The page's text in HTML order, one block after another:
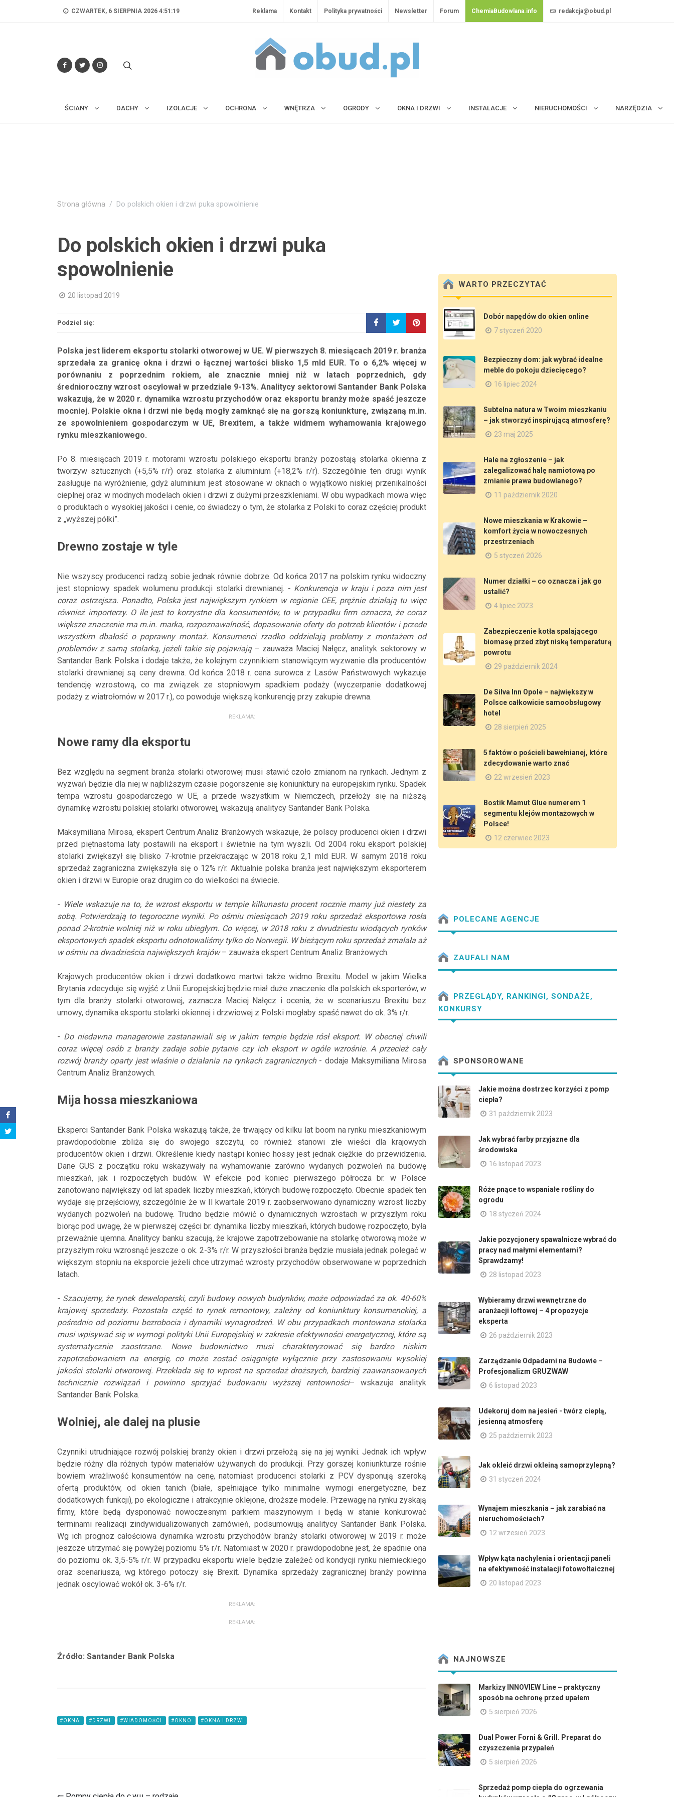
CZWARTEK, 6 SIERPNIA 2026 4:51:20 Reklama Kontakt Polityka prywatności Newsletter Forum ChemiaBudowlana.info redakcja@obud.pl
ŚCIANY DACHY IZOLACJE OCHRONA WNĘTRZA OGRODY OKNA I DRZWI INSTALACJE NIERUCHOMOŚCI NARZĘDZIA
Strona główna Do polskich okien i drzwi puka spowolnienie
Do polskich okien i drzwi puka
spowolnienie
20 listopad 2019
Podziel się:
Polska jest liderem eksportu stolarki otworowej w UE. W pierwszych 8. miesiącach 2019 r. branża
sprzedała za granicę okna i drzwi o łącznej wartości blisko 1,5 mld EUR. To o 6,2% więcej w
porównaniu z poprzednim rokiem, ale znacznie mniej niż w latach poprzednich, gdy
średnioroczny wzrost oscylował w przedziale 9-13%. Analitycy sektorowi Santander Bank Polska
wskazują, że w 2020 r. dynamika wzrostu przychodów oraz eksportu branży może spaść jeszcze
mocniej. Polskie okna i drzwi nie będą mogły zamknąć się na gorszą koniunkturę, związaną m.in.
ze spowolnieniem gospodarczym w UE, Brexitem, a także widmem wyhamowania krajowego
rynku mieszkaniowego.
Po 8. miesiącach 2019 r. motorami wzrostu polskiego eksportu branży pozostają stolarka okienna z
tworzyw sztucznych (+5,5% r/r) oraz stolarka z aluminium (+18,2% r/r). Szczególnie ten drugi wynik
zasługuje na wyróżnienie, gdyż aluminium jest stosowane w oknach o wyjątkowo niskiej przenikalności
cieplnej oraz w modnych modelach okien i drzwi z dużymi przeszkleniami. W obu wypadkach mowa więc
o produktach o wysokiej jakości i cenie, co świadczy o tym, że stolarka z Polski to coraz częściej produkt
z „wyższej półki”.
Drewno zostaje w tyle
Nie wszyscy producenci radzą sobie jednak równie dobrze. Od końca 2017 na polskim rynku widoczny
jest stopniowy spadek wolumenu produkcji stolarki drewnianej. - Konkurencja w kraju i poza nim jest
coraz ostrzejsza. Ponadto, Polska jest największym rynkiem w regionie CEE, prężnie działają tu więc
również importerzy. O ile jest to korzystne dla konsumentów, to w przypadku firm oznacza, że coraz
większe znaczenie ma m.in. marka, rozpoznawalność, dopasowanie oferty do potrzeb klientów i przede
wszystkim dbałość o poprawny montaż. Konsumenci rzadko oddzielają problemy z montażem od
problemów z samą stolarką, jeżeli takie się pojawiają– zauważa Maciej Nałęcz, analityk sektorowy w
Santander Bank Polska i dodaje także, że kolejnym czynnikiem stanowiącym wyzwanie dla producentów
stolarki drewnianej są ceny drewna. Od końca 2018 r. cena surowca z Lasów Państwowych wykazuje
tendencję wzrostową, co ma związek ze stopniowym spadkiem podaży (wyczerpanie dodatkowej
podaży z wiatrołomów w 2017 r.), co powoduje większą konkurencję przy zakupie drewna.
REKLAMA:
Nowe ramy dla eksportu
Bez względu na segment branża stolarki otworowej musi stawić czoło zmianom na rynkach. Jednym z
wyzwań będzie dla niej w najbliższym czasie pogorszenie się koniunktury na europejskim rynku. Spadek
tempa wzrostu gospodarczego w UE, a przede wszystkim w Niemczech, przełoży się na niższą
dynamikę wzrostu polskiej stolarki otworowej, wskazują analitycy Santander Bank Polska.
Maksymiliana Mirosa, ekspert Centrum Analiz Branżowych wskazuje, że polscy producenci okien i drzwi
przed piętnastoma laty postawili na eksport i świetnie na tym wyszli. Od 2004 roku eksport polskiej
stolarki zwiększył się blisko 7-krotnie przekraczając w 2018 roku 2,1 mld EUR. W samym 2018 roku
sprzedaż zagraniczna zwiększyła się o 12% r/r. Aktualnie polska branża jest największym eksporterem
okien i drzwi w Europie oraz drugim co do wielkości na świecie.
- Wiele wskazuje na to, że wzrost eksportu w tempie kilkunastu procent rocznie mamy już niestety za
sobą. Potwierdzają to tegoroczne wyniki. Po ośmiu miesiącach 2019 roku sprzedaż eksportowa rosła
ponad 2-krotnie wolniej niż w roku ubiegłym. Co więcej, w 2018 roku z dwudziestu wiodących rynków
eksportowych spadek eksportu odnotowaliśmy tylko do Norwegii. W bieżącym roku sprzedaż zmalała aż
w ośmiu na dwadzieścia największych krajów– zauważa ekspert Centrum Analiz Branżowych.
Krajowych producentów okien i drzwi dodatkowo martwi także widmo Brexitu. Model w jakim Wielka
Brytania zdecyduje się wyjść z Unii Europejskiej będzie miał duże znaczenie dla polskich eksporterów, w
tym dla branży stolarki otworowej, zaznacza Maciej Nałęcz i ocenia, że w scenariuszu Brexitu bez
umowy, dynamika eksportu stolarki okiennej i drzwiowej z Polski mogłaby spaść nawet do ok. 3% r/r.
- Do niedawna managerowie zastanawiali się w jakim tempie będzie rósł eksport. W obecnej chwili
coraz więcej osób z branży zadaje sobie pytanie czy ich eksport w ogóle wzrośnie. A przecież cały
rozwój branży oparty jest właśnie o działania na rynkach zagranicznych- dodaje Maksymiliana Mirosa
Centrum Analiz Branżowych.
Mija hossa mieszkaniowa
Eksperci Santander Bank Polska wskazują także, że trwający od kilku lat boom na rynku mieszkaniowym
prawdopodobnie zbliża się do swojego szczytu, co również stanowi złe wieści dla krajowych
producentów okien i drzwi. Określenie kiedy nastąpi koniec hossy jest jednak ciężkie do przewidzenia.
Dane GUS z początku roku wskazywały na wyhamowanie zarówno wydanych pozwoleń na budowę
mieszkań, jak i rozpoczętych budów. W efekcie pod koniec pierwszego półrocza br. w Polsce
zanotowano największy od lat spadek liczby mieszkań, których budowę rozpoczęto. Obecnie spadek ten
wydaje się przejściowy, szczególnie że w II kwartale 2019 r. zaobserwowano dynamiczny wzrost liczby
wydanych pozwoleń na budowę. Trudno będzie mówić o dynamicznych wzrostach w przyszłym roku
biorąc pod uwagę, że w pierwszej części br. dynamika liczby mieszkań, których budowę rozpoczęto, była
przeważnie ujemna. Analitycy banku szacują, że krajowe zapotrzebowanie na stolarkę otworową może w
przyszłym roku wzrosnąć jeszcze o ok. 2-3% r/r. W przyszłości branża będzie musiała jednak polegać w
większym stopniu na eksporcie jeżeli chce utrzymać wzrosty przychodów obserwowane w poprzednich
latach.
- Szacujemy, że rynek deweloperski, czyli budowy nowych budynków, może odpowiadać za ok. 40-60%
krajowej sprzedaży. Pozostała część to rynek remontowy, zależny od koniunktury konsumenckiej, a
pośrednio od poziomu bezrobocia i dynamiki wynagrodzeń. W obu przypadkach montowana stolarka
musi wpisywać się w wymogi polityki Unii Europejskiej w zakresie efektywności energetycznej, które są
systematycznie zaostrzane. Nowe budownictwo musi charakteryzować się bardzo niskim
zapotrzebowaniem na energię, co może zostać osiągnięte wyłącznie przy zastosowaniu wysokiej
jakości stolarki otworowej. Przekłada się to wprost na sprzedaż droższych, bardziej zaawansowanych
technicznie rozwiązań i powinno sprzyjać budowaniu wyższej rentowności– wskazuje analityk
Santander Bank Polska.
Wolniej, ale dalej na plusie
Czynniki utrudniające rozwój polskiej branży okien i drzwi przełożą się na jej wyniki. Jednak ich wpływ
będzie różny dla różnych typów materiałów używanych do produkcji. Przy gorszej koniunkturze rośnie
bowiem wrażliwość konsumentów na cenę, natomiast producenci stolarki z PCV dysponują szeroką
ofertą produktów, od okien tanich (białe, spełniające tylko minimalne wymogi energetyczne, bez
dodatkowych funkcji), po ekologiczne i atrakcyjnie oklejone, droższe modele. Przewagę na rynku zyskają
firmy, które będą dysponować nowoczesnym parkiem maszynowym i będą w stanie konkurować
terminami realizacji zindywidualizowanych zamówień, podsumowują analitycy Santander Bank Polska.
Wg ich prognoz całościowa dynamika wzrostu przychodów branży stolarki otworowej w 2019 r. może
jeszcze utrzymać się powyżej poziomu 5% r/r. Natomiast w 2020 r. prawdopodobne jest, że spadnie ona
do poziomu ok. 3,5-5% r/r. W przypadku eksportu wiele będzie zależeć od kondycji rynku niemieckiego
oraz scenariusza, wg którego potoczy się Brexit. Dynamika sprzedaży zagranicznej branży powinna
jednak oscylować wokół ok. 3-6% r/r.
REKLAMA:
REKLAMA:
Źródło: Santander Bank Polska
#OKNA #DRZWI #WIADOMOŚCI #OKNO #OKNA I DRZWI
WARTO PRZECZYTAĆ
Dobór napędów do okien online
7 styczeń 2020
Bezpieczny dom: jak wybrać idealne
meble do pokoju dziecięcego?
16 lipiec 2024
Subtelna natura w Twoim mieszkaniu
– jak stworzyć inspirującą atmosferę?
23 maj 2025
Hale na zgłoszenie – jak
zalegalizować halę namiotową po
zmianie prawa budowlanego?
11 październik 2020
Nowe mieszkania w Krakowie –
komfort życia w nowoczesnych
przestrzeniach
5 styczeń 2026
Numer działki – co oznacza i jak go
ustalić?
4 lipiec 2023
Zabezpieczenie kotła spalającego
biomasę przed zbyt niską temperaturą
powrotu
29 październik 2024
De Silva Inn Opole – największy w
Polsce całkowicie samoobsługowy
hotel
28 sierpień 2025
5 faktów o pościeli bawełnianej, które
zdecydowanie warto znać
22 wrzesień 2023
Bostik Mamut Glue numerem 1
segmentu klejów montażowych w
Polsce!
12 czerwiec 2023
POLECANE AGENCJE
ZAUFALI NAM
PRZEGLĄDY, RANKINGI, SONDAŻE,
KONKURSY
SPONSOROWANE
Jakie można dostrzec korzyści z pomp
ciepła?
31 październik 2023
Jak wybrać farby przyjazne dla
środowiska
16 listopad 2023
Róże pnące to wspaniałe rośliny do
ogrodu
18 styczeń 2024
Jakie pozycjonery spawalnicze wybrać do
pracy nad małymi elementami?
Sprawdzamy!
28 listopad 2023
Wybieramy drzwi wewnętrzne do
aranżacji loftowej – 4 propozycje
eksperta
26 październik 2023
Zarządzanie Odpadami na Budowie –
Profesjonalizm GRUZWAW
6 listopad 2023
Udekoruj dom na jesień - twórz ciepłą,
jesienną atmosferę
25 październik 2023
Jak okleić drzwi okleiną samoprzylepną?
31 styczeń 2024
Wynajem mieszkania – jak zarabiać na
nieruchomościach?
12 wrzesień 2023
Wpływ kąta nachylenia i orientacji paneli
na efektywność instalacji fotowoltaicznej
20 listopad 2023
NAJNOWSZE
Markizy INNOVIEW Line – praktyczny
sposób na ochronę przed upałem
5 sierpień 2026
Dual Power Forni & Grill. Preparat do
czyszczenia przypaleń
5 sierpień 2026
Sprzedaż pomp ciepła do ogrzewania